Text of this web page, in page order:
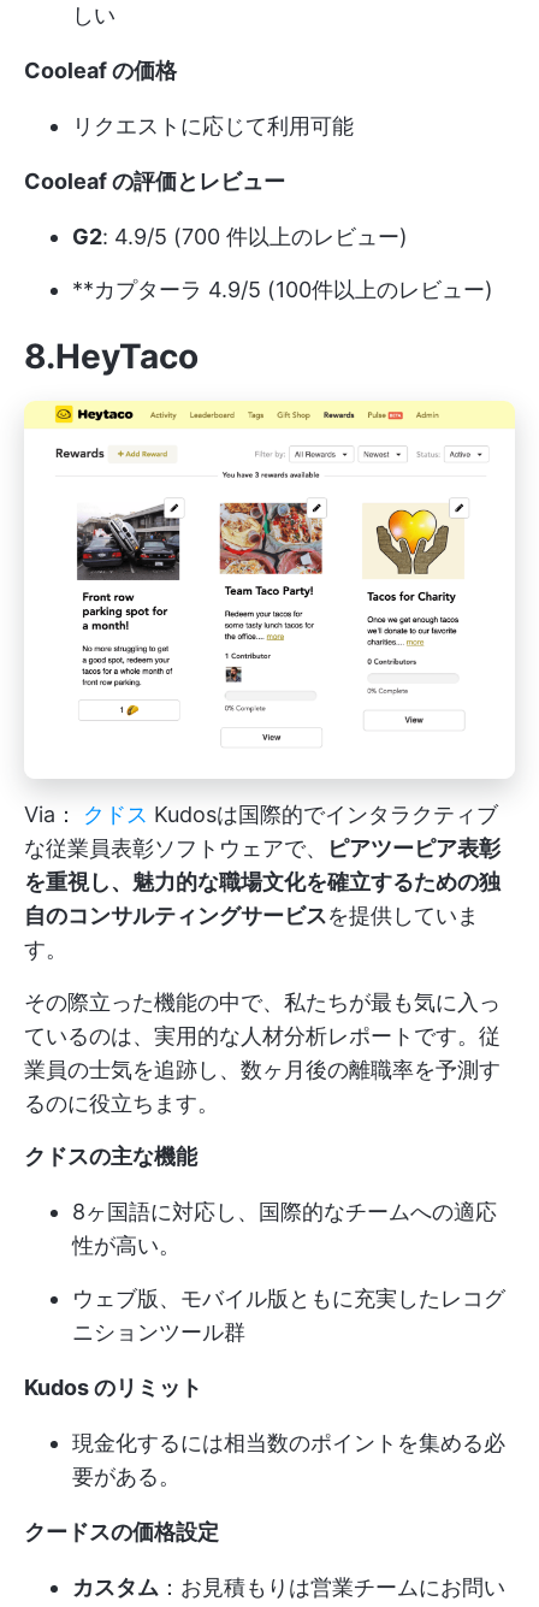
しい
Cooleaf の価格
リクエストに応じて利用可能
Cooleaf の評価とレビュー
G2: 4.9/5 (700 件以上のレビュー)
**カプターラ 4.9/5 (100件以上のレビュー)
8.HeyTaco
Via： クドス Kudosは国際的でインタラクティブ
な従業員表彰ソフトウェアで、
ピアツーピア表彰
を重視し、魅力的な職場文化を確立するための独
自のコンサルティングサービスを提供していま
す。
その際立った機能の中で、私たちが最も気に入っ
ているのは、実用的な人材分析レポートです。従
業員の士気を追跡し、数ヶ月後の離職率を予測す
るのに役立ちます。
クドスの主な機能
8ヶ国語に対応し、国際的なチームへの適応
性が高い。
ウェブ版、モバイル版ともに充実したレコグ
ニションツール群
Kudos のリミット
現金化するには相当数のポイントを集める必
要がある。
クードスの価格設定
カスタム ：お見積もりは営業チームにお問い